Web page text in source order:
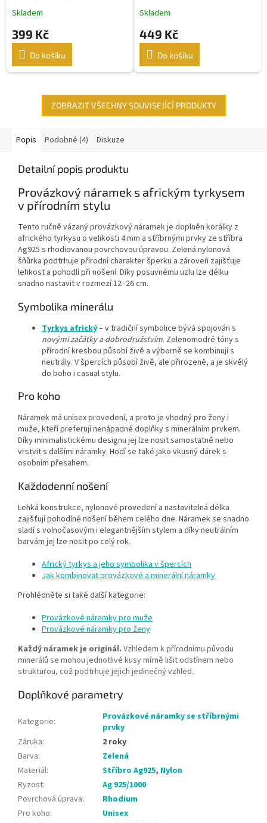
Skladem
399 Kč
Do košíku
tyrkysem a stříbrnými
Skladem
449 Kč
Do košíku
ZOBRAZIT VŠECHNY SOUVISEJÍCÍ PRODUKTY
Popis Podobné (4) Diskuze
Detailní popis produktu
Provázkový náramek s africkým tyrkysem
v přírodním stylu
Tento ručně vázaný provázkový náramek je doplněn korálky z
afrického tyrkysu o velikosti 4 mm a stříbrnými prvky ze stříbra
Ag925 s rhodiovanou povrchovou úpravou. Zelená nylonová
šňůrka podtrhuje přírodní charakter šperku a zároveň zajišťuje
lehkost a pohodlí při nošení. Díky posuvnému uzlu lze délku
snadno nastavit v rozmezí 12–26 cm.
Symbolika minerálu
Tyrkys africký– v tradiční symbolice bývá spojován s
novými začátky a dobrodružstvím. Zelenomodré tóny s
přírodní kresbou působí živě a výborně se kombinují s
neutrály. V špercích působí živě, ale přirozeně, a je skvělý
do boho i casual stylu.
Pro koho
Náramek má unisex provedení, a proto je vhodný pro ženy i
muže, kteří preferují nenápadné doplňky s minerálním prvkem.
Díky minimalistickému designu jej lze nosit samostatně nebo
vrstvit s dalšími náramky. Hodí se také jako vkusný dárek s
osobním přesahem.
Každodenní nošení
Lehká konstrukce, nylonové provedení a nastavitelná délka
zajišťují pohodlné nošení během celého dne. Náramek se snadno
sladí s volnočasovým i elegantnějším stylem a díky neutrálním
barvám jej lze nosit po celý rok.
Africký tyrkys a jeho symbolika v špercích
Jak kombinovat provázkové a minerální náramky
Prohlédněte si také další kategorie:
Provázkové náramky pro muže
Provázkové náramky pro ženy
Každý náramek je originál. Vzhledem k přírodnímu původu
minerálů se mohou jednotlivé kusy mírně lišit odstínem nebo
strukturou, což podtrhuje jejich jedinečný vzhled.
Doplňkové parametry
Kategorie:
Provázkové náramky se stříbrnými
prvky
Záruka:
2 roky
Barva:
Zelená
Materiál: Stříbro Ag925, Nylon
Ryzost:
Ag 925/1000
Povrchová úprava:
Rhodium
Pro koho:
Unisex